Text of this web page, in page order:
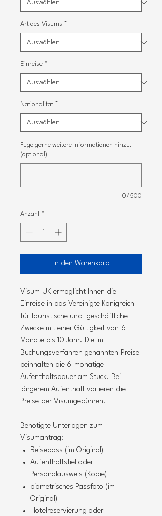
Art des Visums *
Einreise *
Nationalität *
Füge gerne weitere Informationen hinzu.
(optional)
0/500
Anzahl *
In den Warenkorb
Visum UK ermöglicht Ihnen die
Einreise in das Vereinigte Königreich
für touristische und geschäftliche
Zwecke mit einer Gültigkeit von 6
Monate bis 10 Jahr. Die im
Buchungsverfahren genannten Preise
beinhalten die 6-monatige
Aufenthaltsdauer am Stück. Bei
längerem Aufenthalt variieren die
Preise der Visumgebühren.
Benötigte Unterlagen zum
Visumantrag:
Reisepass (im Original)
Aufenthaltstiel oder
Personalausweis (Kopie)
biometrisches Passfoto (im
Original)
Hotelreservierung oder